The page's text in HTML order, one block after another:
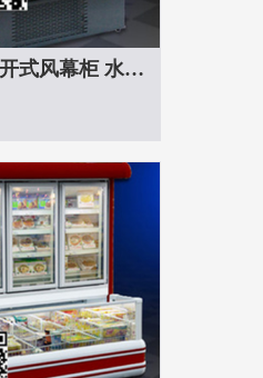
式风幕柜 水果